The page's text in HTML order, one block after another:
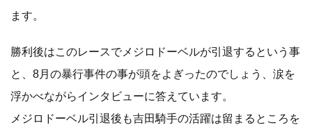
ます。
勝利後はこのレースでメジロドーベルが引退するという事
と、8月の暴行事件の事が頭をよぎったのでしょう、涙を
浮かべながらインタビューに答えています。
メジロドーベル引退後も吉田騎手の活躍は留まるところを